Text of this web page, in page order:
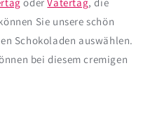
oderVatertag, die
Sie unsere schön
Schokoladen auswählen.
bei diesem cremigen